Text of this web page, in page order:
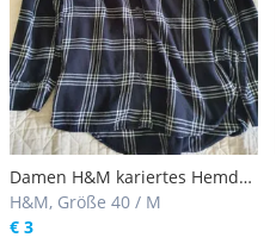
Damen H&M kariertes Hemd
Gr. 40
H&M, Größe 40 / M
€ 3